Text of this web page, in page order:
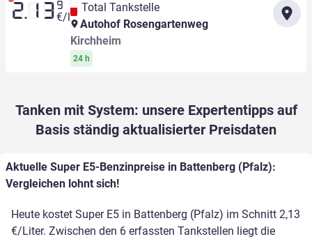
2.13 9
€/l
Total Tankstelle
Autohof Rosengartenweg
Kirchheim
24 h
Tanken mit System: unsere Expertentipps auf
Basis ständig aktualisierter Preisdaten
Aktuelle Super E5-Benzinpreise in Battenberg (Pfalz):
Vergleichen lohnt sich!
Heute kostet Super E5 in Battenberg (Pfalz) im Schnitt 2,13
€/Liter. Zwischen den 6 erfassten Tankstellen liegt die